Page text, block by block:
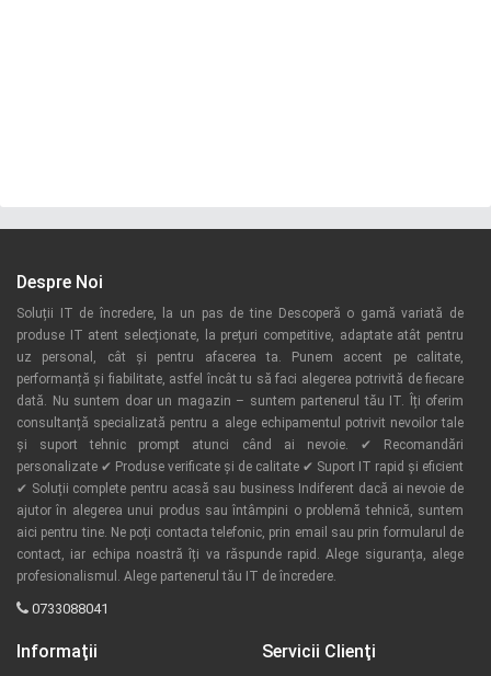
Despre Noi
Soluții IT de încredere, la un pas de tine Descoperă o gamă variată de
produse IT atent selecționate, la prețuri competitive, adaptate atât pentru
uz personal, cât și pentru afacerea ta. Punem accent pe calitate,
performanță și fiabilitate, astfel încât tu să faci alegerea potrivită de fiecare
dată. Nu suntem doar un magazin – suntem partenerul tău IT. Îți oferim
consultanță specializată pentru a alege echipamentul potrivit nevoilor tale
și suport tehnic prompt atunci când ai nevoie. ✔ Recomandări
personalizate ✔ Produse verificate și de calitate ✔ Suport IT rapid și eficient
✔ Soluții complete pentru acasă sau business Indiferent dacă ai nevoie de
ajutor în alegerea unui produs sau întâmpini o problemă tehnică, suntem
aici pentru tine. Ne poți contacta telefonic, prin email sau prin formularul de
contact, iar echipa noastră îți va răspunde rapid. Alege siguranța, alege
profesionalismul. Alege partenerul tău IT de încredere.
0733088041
Informaţii Servicii Clienţi